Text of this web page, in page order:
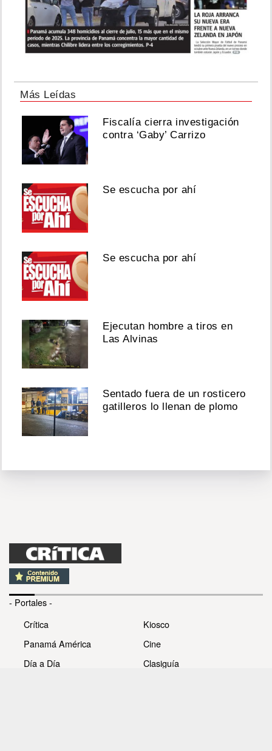
Más Leídas
Fiscalía cierra investigación
contra ‘Gaby’ Carrizo
Se escucha por ahí
Se escucha por ahí
Ejecutan hombre a tiros en
Las Alvinas
Sentado fuera de un rosticero
gatilleros lo llenan de plomo
- Portales -
Crítica
Panamá América
Día a Día
Kiosco
Cine
Clasiguía